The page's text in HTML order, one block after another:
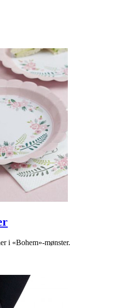
i «Bohem»-mønster.